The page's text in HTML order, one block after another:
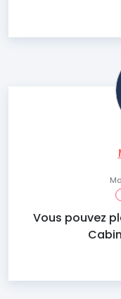
Vous pouvez